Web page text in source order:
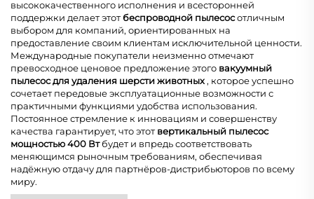
высококачественного исполнения и всесторонней
поддержки делает этотбеспроводной пылесосотличным
выбором для компаний, ориентированных на
предоставление своим клиентам исключительной ценности.
Международные покупатели неизменно отмечают
превосходное ценовое предложение этого вакуумный
пылесос для удаления шерсти животных, которое успешно
сочетает передовые эксплуатационные возможности с
практичными функциями удобства использования.
Постоянное стремление к инновациям и совершенству
качества гарантирует, что этотвертикальный пылесос
мощностью 400 Втбудет и впредь соответствовать
меняющимся рыночным требованиям, обеспечивая
надёжную отдачу для партнёров-дистрибьюторов по всему
миру.